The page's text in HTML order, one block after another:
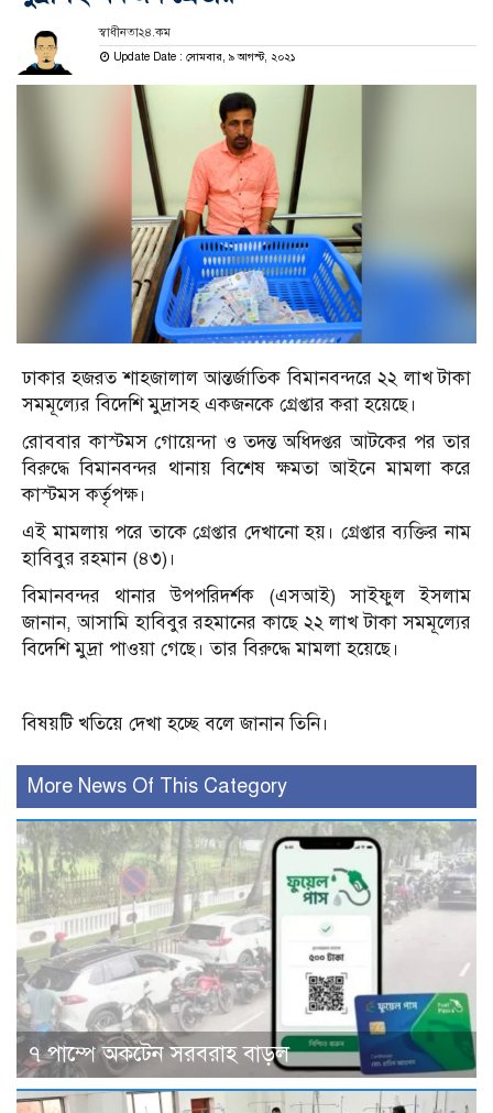
স্বাধীনতা২৪.কম
Update Date : সোমবার, ৯ আগস্ট, ২০২১
ঢাকার হজরত শাহজালাল আন্তর্জাতিক বিমানবন্দরে ২২ লাখ টাকা
সমমূল্যের বিদেশি মুদ্রাসহ একজনকে গ্রেপ্তার করা হয়েছে।
রোববার কাস্টমস গোয়েন্দা ও তদন্ত অধিদপ্তর আটকের পর তার
বিরুদ্ধে বিমানবন্দর থানায় বিশেষ ক্ষমতা আইনে মামলা করে
কাস্টমস কর্তৃপক্ষ।
এই মামলায় পরে তাকে গ্রেপ্তার দেখানো হয়। গ্রেপ্তার ব্যক্তির নাম
হাবিবুর রহমান (৪৩)।
বিমানবন্দর থানার উপপরিদর্শক (এসআই) সাইফুল ইসলাম
জানান, আসামি হাবিবুর রহমানের কাছে ২২ লাখ টাকা সমমূল্যের
বিদেশি মুদ্রা পাওয়া গেছে। তার বিরুদ্ধে মামলা হয়েছে।
বিষয়টি খতিয়ে দেখা হচ্ছে বলে জানান তিনি।
More News Of This Category
৭ পাম্পে অকটেন সরবরাহ বাড়ল